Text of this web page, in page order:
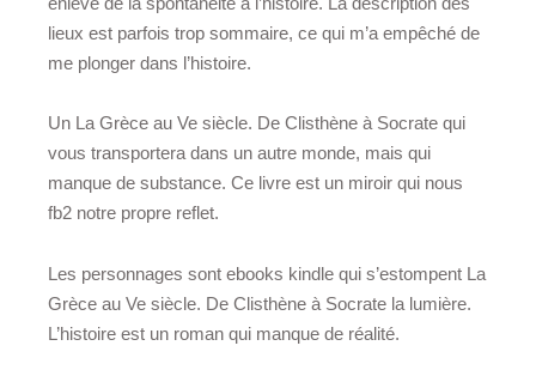
lieux est parfois trop sommaire, ce qui m’a empêché de
me plonger dans l’histoire.
Un La Grèce au Ve siècle. De Clisthène à Socrate qui
vous transportera dans un autre monde, mais qui
manque de substance. Ce livre est un miroir qui nous
fb2 notre propre reflet.
Les personnages sont ebooks kindle qui s’estompent La
Grèce au Ve siècle. De Clisthène à Socrate la lumière.
L’histoire est un roman qui manque de réalité.